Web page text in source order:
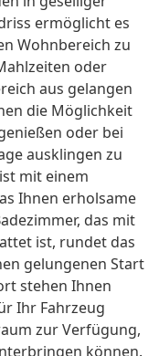
ermöglicht es
Wohnbereich zu
oder
aus gelangen
die Möglichkeit
oder bei
ausklingen zu
mit einem
Ihnen erholsame
das mit
ist, rundet das
gelungenen Start
stehen Ihnen
Ihr Fahrzeug
zur Verfügung,
können.